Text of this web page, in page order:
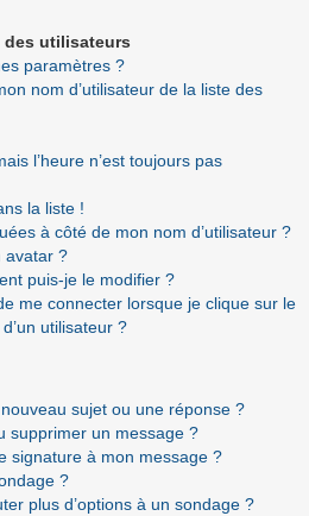
des utilisateurs
paramètres ?
nom d’utilisateur de la liste des
l’heure n’est toujours pas
la liste !
à côté de mon nom d’utilisateur ?
avatar ?
puis-je le modifier ?
me connecter lorsque je clique sur le
utilisateur ?
sujet ou une réponse ?
supprimer un message ?
signature à mon message ?
?
plus d’options à un sondage ?